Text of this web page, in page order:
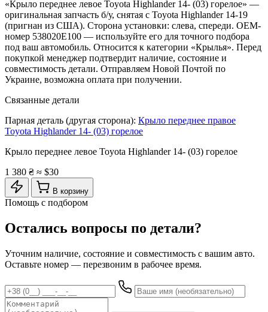
«Крыло переднее левое Toyota Highlander 14- (03) горелое» —
оригинальная запчасть б/у, снятая с Toyota Highlander 14-19
(пригнан из США). Сторона установки: слева, спереди. OEM-
номер 538020E100 — используйте его для точного подбора
под ваш автомобиль. Относится к категории «Крылья». Перед
покупкой менеджер подтвердит наличие, состояние и
совместимость детали. Отправляем Новой Почтой по
Украине, возможна оплата при получении.
Связанные детали
Парная деталь (другая сторона): Крыло переднее правое
Toyota Highlander 14- (03) горелое
Крыло переднее левое Toyota Highlander 14- (03) горелое
1 380 ₴ ≈ $30
В корзину
Помощь с подбором
Остались вопросы по детали?
Уточним наличие, состояние и совместимость с вашим авто.
Оставьте номер — перезвоним в рабочее время.